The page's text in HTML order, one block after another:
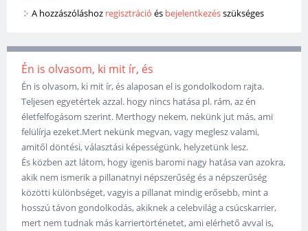
A hozzászóláshoz regisztráció és bejelentkezésszükséges
Én is olvasom, ki mit ír, és
Én is olvasom, ki mit ír, és alaposan el is gondolkodom rajta.
Teljesen egyetértek azzal. hogy nincs hatása pl. rám, az én
életfelfogásom szerint. Merthogy nekem, nekünk jut más, ami
felülírja ezeket.Mert nekünk megvan, vagy meglesz valami,
amitől döntési, választási képességünk, helyzetünk lesz.
És közben azt látom, hogy igenis baromi nagy hatása van azokra,
akik nem ismerik a pillanatnyi népszerűség és a népszerűség
közötti különbséget, vagyis a pillanat mindig erősebb, mint a
hosszú távon gondolkodás, akiknek a celebvilág a csúcskarrier,
mert nem tudnak más karriertörténetet, ami elérhető avval is,